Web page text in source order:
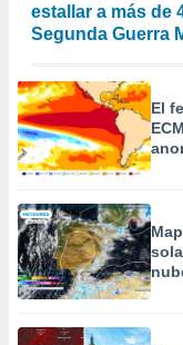
estallar a más de
Segunda Guerra
El